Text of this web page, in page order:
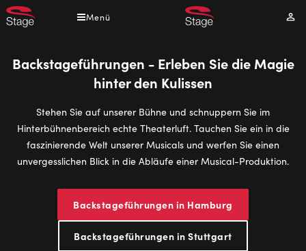
Direkt
zum
Menü
Backstageführungen - Erleben Sie die Magie
hinter den Kulissen
Stehen Sie auf unserer Bühne und schnuppern Sie im
Hinterbühnenbereich echte Theaterluft. Tauchen Sie ein in die
faszinierende Welt unserer Musicals und werfen Sie einen
unvergesslichen Blick in die Abläufe einer Musical-Produktion.
Backstageführungen in Hamburg
Backstageführungen in Stuttgart